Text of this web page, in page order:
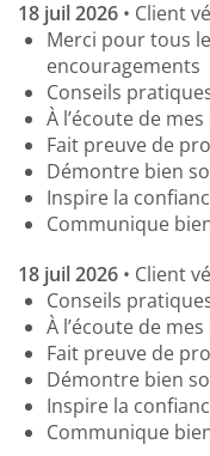
Aller
contenu
principal
18 juil 2026 • Client
Merci pour tous
encouragements
Conseils
À l’écoute de
Fait preuve de
Démontre bien
Inspire la
Communique
18 juil 2026 • Client
Conseils
À l’écoute de
Fait preuve de
Démontre bien
Inspire la
Communique